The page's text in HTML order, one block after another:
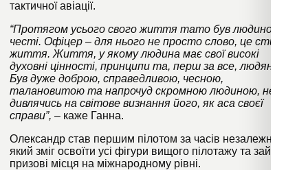
тактичної авіації.
“Протягом усього свого життя тато був людиною
честі. Офіцер – для нього не просто слово, це стиль
життя. Життя, у якому людина має свої високі
духовні цінності, принципи та, перш за все, людяність.
Був дуже доброю, справедливою, чесною,
талановитою та напрочуд скромною людиною, не
дивлячись на світове визнання його, як аса своєї
справи”, – каже Ганна.
Олександр став першим пілотом за часів незалежності,
який зміг освоїти усі фігури вищого пілотажу та займав
призові місця на міжнародному рівні.